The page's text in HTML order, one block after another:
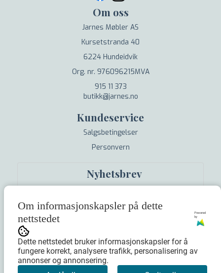
Om oss
Jarnes Møbler AS
Kursetstranda 40
6224 Hundeidvik
Org. nr. 976096215MVA
915 11 373
butikk@jarnes.no
Kundeservice
Salgsbetingelser
Personvern
Nyhetsbrev
Om informasjonskapsler på dette
nettstedet
Powered
by
Dette nettstedet bruker informasjonskapsler for å
fungere korrekt, analysere trafikk, personalisering av
annonser og annonsering.